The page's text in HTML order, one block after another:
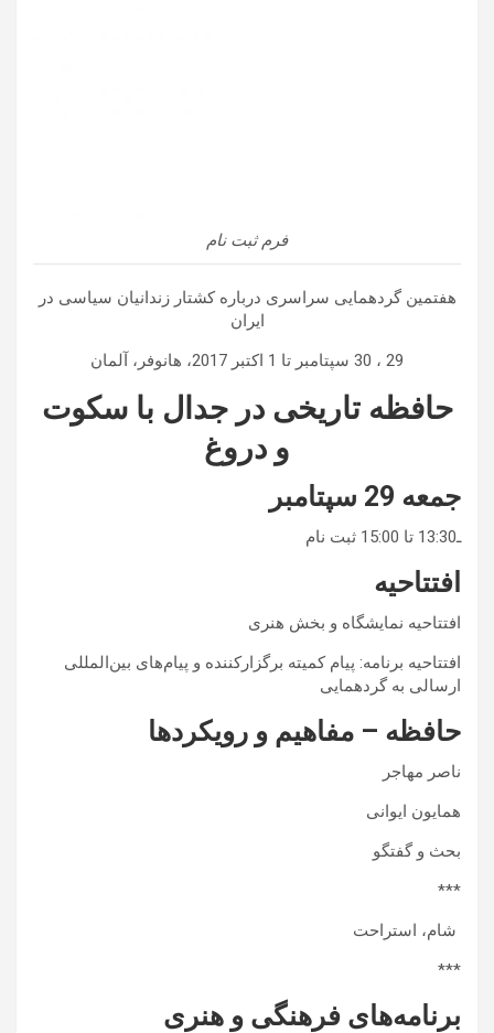
فرم ثبت نام
هفتمین گردهمایی سراسری درباره کشتار زندانیان سیاسی در
ایران
29 ، 30 سپتامبر تا 1 اکتبر 2017، هانوفر، آلمان
حافظه تاریخی در جدال با سکوت
و دروغ
جمعه 29 سپتامبر
ـ13:30 تا 15:00 ثبت نام
افتتاحیه
افتتاحیه نمایشگاه و بخش هنری
افتتاحیه برنامه: پیام کمیته برگزارکننده و پیام‌های بین‌المللی
ارسالی به گردهمایی
حافظه – مفاهیم و رویکردها
ناصر مهاجر
همایون ایوانی
بحث و گفتگو
***
شام، استراحت
***
برنامه‌های فرهنگی و هنری